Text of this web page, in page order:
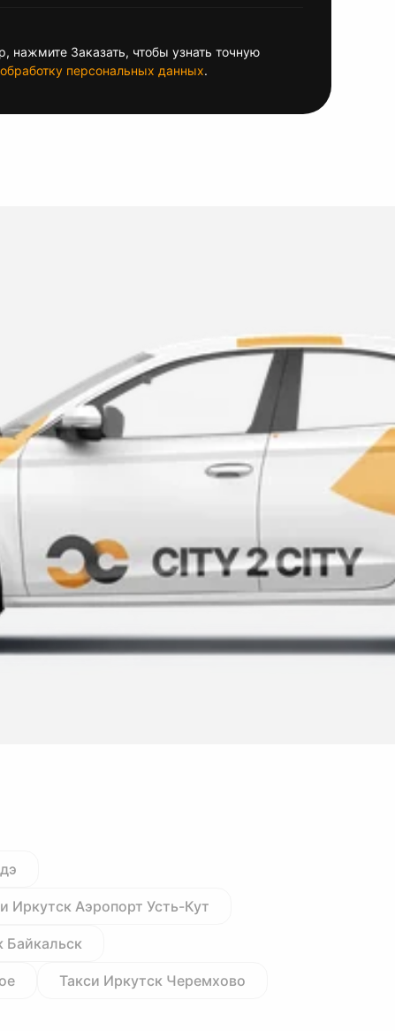
нажмите Заказать, чтобы узнать точную
обработку персональных данных.
Иркутск Аэропорт Усть-Кут
Байкальск
Такси Иркутск Черемхово